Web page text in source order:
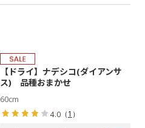
【ドライ】ナデシコ(ダイアンサ
ス) 品種おまかせ
60cm
4.0 （1 ）